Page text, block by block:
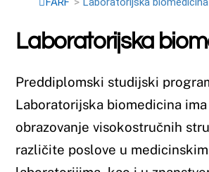
obrazovanje visokostručnih stručnjaka
različite poslove u medicinskim
laboratorijima, kao i u znanstvenim
ustanovama, te ih osposobljava za rad u
širokom spektru užih područja
medicine. Kroz ovaj program, studenti
upoznaju s temeljnim konceptima,
i tehnikama koje su ključne za uspješno